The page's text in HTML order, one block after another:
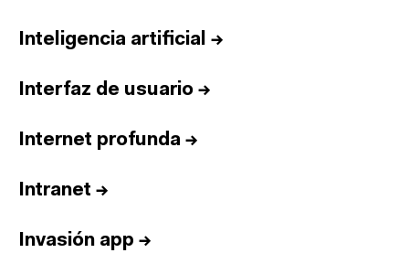
Inteligencia artificial →
Interfaz de usuario →
Internet profunda →
Intranet →
Invasión app →